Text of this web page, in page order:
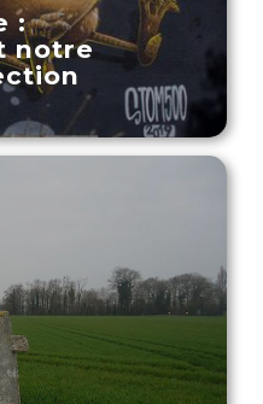
:
notre